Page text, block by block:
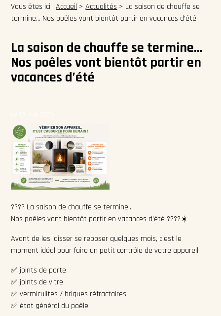
Vous êtes ici : Accueil >Actualités > La saison de chauffe se
termine… Nos poêles vont bientôt partir en vacances d’été
La saison de chauffe se termine…
Nos poêles vont bientôt partir en
vacances d’été
???? La saison de chauffe se termine…
Nos poêles vont bientôt partir en vacances d’été ????☀️
Avant de les laisser se reposer quelques mois, c’est le
moment idéal pour faire un petit contrôle de votre appareil :
✅ joints de porte
✅ joints de vitre
✅ vermiculites / briques réfractaires
✅ état général du poêle